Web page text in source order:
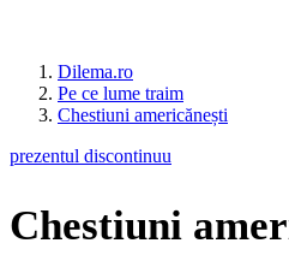
Dilema.ro
Pe ce lume traim
Chestiuni americănești
prezentul discontinuu
Chestiuni